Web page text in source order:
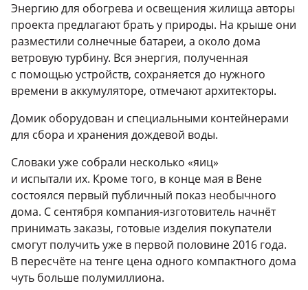
Энергию для обогрева и освещения жилища авторы
проекта предлагают брать у природы. На крыше они
разместили солнечные батареи, а около дома
ветровую турбину. Вся энергия, полученная
с помощью устройств, сохраняется до нужного
времени в аккумуляторе, отмечают архитекторы.
Домик оборудован и специальными контейнерами
для сбора и хранения дождевой воды.
Словаки уже собрали несколько «яиц»
и испытали их. Кроме того, в конце мая в Вене
состоялся первый публичный показ необычного
дома. С сентября компания-изготовитель начнёт
принимать заказы, готовые изделия покупатели
смогут получить уже в первой половине 2016 года.
В пересчёте на тенге цена одного компактного дома
чуть больше полумиллиона.